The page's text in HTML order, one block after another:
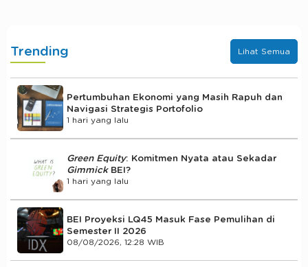
Trending Lihat Semua
Pertumbuhan Ekonomi yang Masih Rapuh dan
Navigasi Strategis Portofolio
1 hari yang lalu
Green Equity: Komitmen Nyata atau Sekadar
Gimmick BEI?
1 hari yang lalu
BEI Proyeksi LQ45 Masuk Fase Pemulihan di
Semester II 2026
08/08/2026, 12:28 WIB